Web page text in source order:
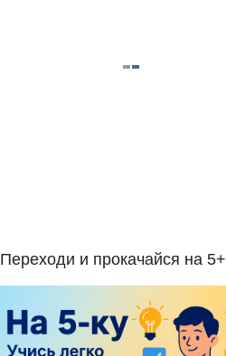
Переходи и прокачайся на 5+